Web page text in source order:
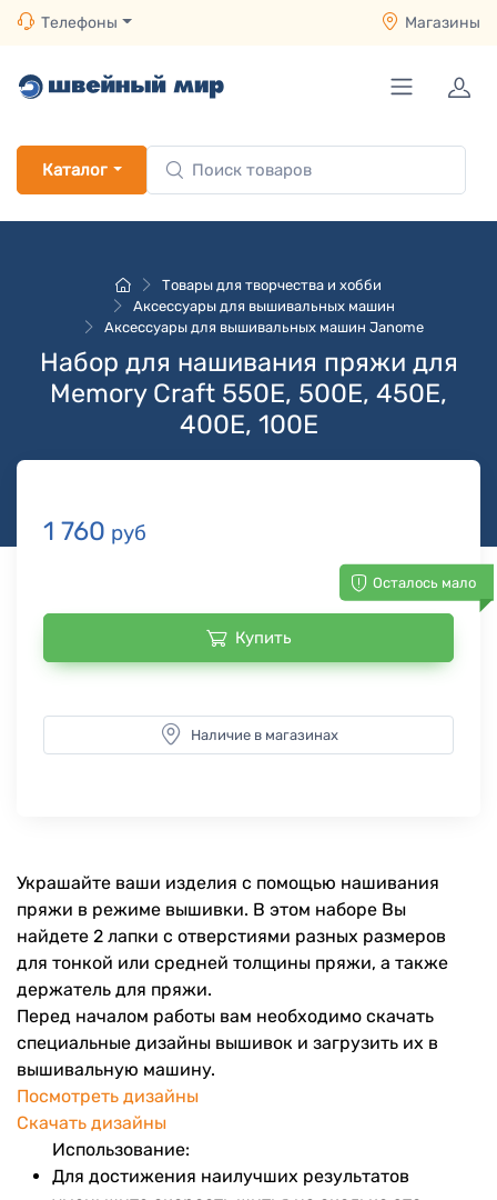
Телефоны Магазины
Каталог
Товары для творчества и хобби
Аксессуары для вышивальных машин
Аксессуары для вышивальных машин Janome
Набор для нашивания пряжи для
Memory Craft 550E, 500E, 450E,
400E, 100E
1 760 руб
Осталось мало
Купить
Наличие в магазинах
Украшайте ваши изделия с помощью нашивания
пряжи в режиме вышивки. В этом наборе Вы
найдете 2 лапки с отверстиями разных размеров
для тонкой или средней толщины пряжи, а также
держатель для пряжи.
Перед началом работы вам необходимо скачать
специальные дизайны вышивок и загрузить их в
вышивальную машину.
Посмотреть дизайны
Скачать дизайны
Использование:
Для достижения наилучших результатов